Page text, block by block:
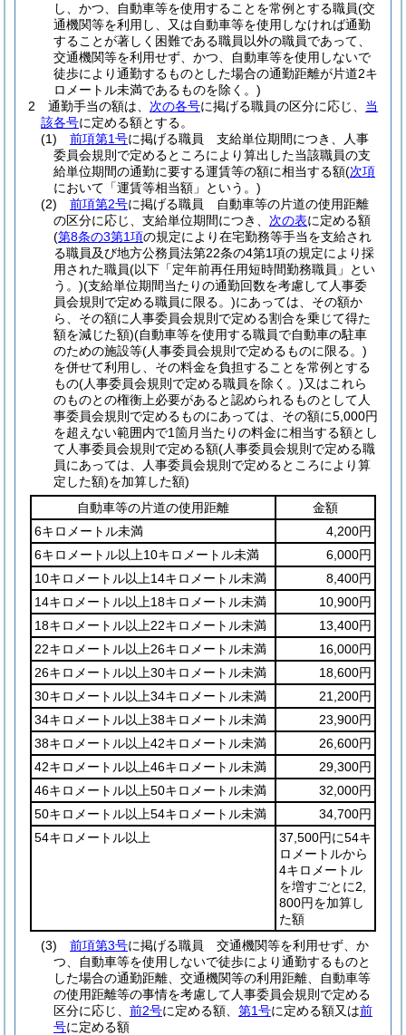
し、かつ、自動車等を使用することを常例とする職員(交
通機関等を利用し、又は自動車等を使用しなければ通勤
することが著しく困難である職員以外の職員であって、
交通機関等を利用せず、かつ、自動車等を使用しないで
徒歩により通勤するものとした場合の通勤距離が片道2キ
ロメートル未満であるものを除く。)
2
通勤手当の額は、 次の各号に掲げる職員の区分に応じ、 当
該各号に定める額とする。
(1)
前項第1号に掲げる職員 支給単位期間につき、人事
委員会規則で定めるところにより算出した当該職員の支
給単位期間の通勤に要する運賃等の額に相当する額(次項
において「運賃等相当額」という。)
(2)
前項第2号に掲げる職員 自動車等の片道の使用距離
の区分に応じ、支給単位期間につき、 次の表に定める額
(第8条の3第1項の規定により在宅勤務等手当を支給され
る職員及び地方公務員法第22条の4第1項の規定により採
用された職員(以下「定年前再任用短時間勤務職員」とい
う。)(支給単位期間当たりの通勤回数を考慮して人事委
員会規則で定める職員に限る。)にあっては、その額か
ら、その額に人事委員会規則で定める割合を乗じて得た
額を減じた額)(自動車等を使用する職員で自動車の駐車
のための施設等(人事委員会規則で定めるものに限る。)
を併せて利用し、その料金を負担することを常例とする
もの(人事委員会規則で定める職員を除く。)又はこれら
のものとの権衡上必要があると認められるものとして人
事委員会規則で定めるものにあっては、その額に5,000円
を超えない範囲内で1箇月当たりの料金に相当する額とし
て人事委員会規則で定める額(人事委員会規則で定める職
員にあっては、人事委員会規則で定めるところにより算
定した額)を加算した額)
自動車等の片道の使用距離
金額
6キロメートル未満
4,200円
6キロメートル以上10キロメートル未満
6,000円
10キロメートル以上14キロメートル未満
8,400円
14キロメートル以上18キロメートル未満
10,900円
18キロメートル以上22キロメートル未満
13,400円
22キロメートル以上26キロメートル未満
16,000円
26キロメートル以上30キロメートル未満
18,600円
30キロメートル以上34キロメートル未満
21,200円
34キロメートル以上38キロメートル未満
23,900円
38キロメートル以上42キロメートル未満
26,600円
42キロメートル以上46キロメートル未満
29,300円
46キロメートル以上50キロメートル未満
32,000円
50キロメートル以上54キロメートル未満
34,700円
54キロメートル以上
37,500円に54キ
ロメートルから
4キロメートル
を増すごとに2,
800円を加算し
た額
(3)
前項第3号に掲げる職員 交通機関等を利用せず、か
つ、自動車等を使用しないで徒歩により通勤するものと
した場合の通勤距離、交通機関等の利用距離、自動車等
の使用距離等の事情を考慮して人事委員会規則で定める
区分に応じ、 前2号に定める額、 第1号に定める額又は前
号に定める額